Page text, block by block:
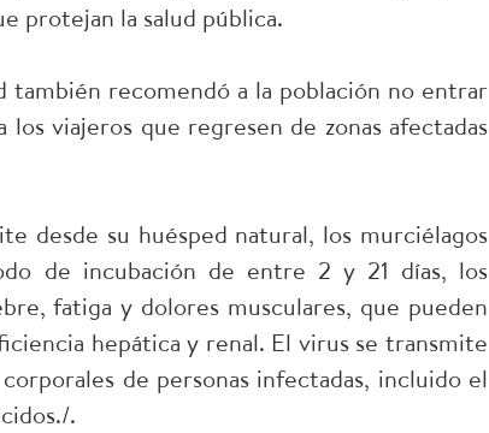
protejan la salud pública.
también recomendó a la población no entrar
viajeros que regresen de zonas afectadas
desde su huésped natural, los murciélagos
de incubación de entre 2 y 21 días, los
fatiga y dolores musculares, que pueden
hepática y renal. El virus se transmite
de personas infectadas, incluido el
.